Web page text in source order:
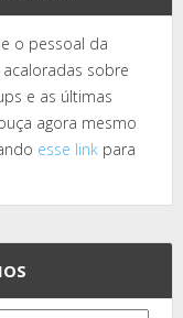
o pessoal da
sobre
e as últimas
agora mesmo
esse link para